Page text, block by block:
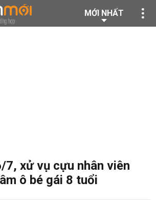
MỚI NHẤT
7, xử vụ cựu nhân viên
ô bé gái 8 tuổi